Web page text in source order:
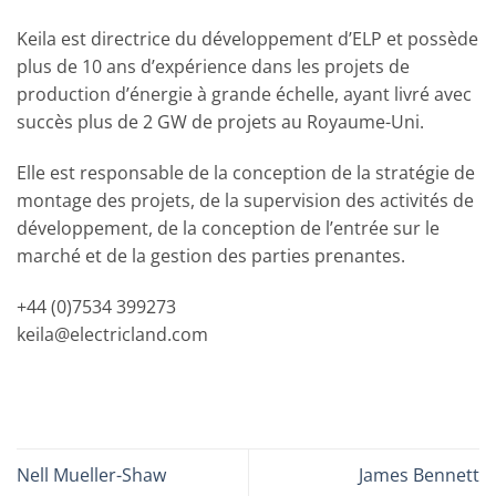
Keila est directrice du développement d’ELP et possède
plus de 10 ans d’expérience dans les projets de
production d’énergie à grande échelle, ayant livré avec
succès plus de 2 GW de projets au Royaume-Uni.
Elle est responsable de la conception de la stratégie de
montage des projets, de la supervision des activités de
développement, de la conception de l’entrée sur le
marché et de la gestion des parties prenantes.
+44 (0)7534 399273
keila@electricland.com
Nell Mueller-Shaw James Bennett